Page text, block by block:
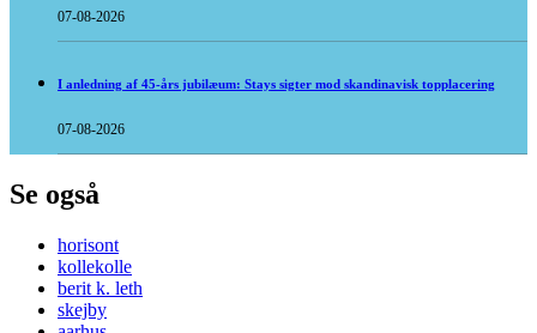
07-08-2026
I anledning af 45-års jubilæum: Stays sigter mod skandinavisk topplacering
07-08-2026
Se også
horisont
kollekolle
berit k. leth
skejby